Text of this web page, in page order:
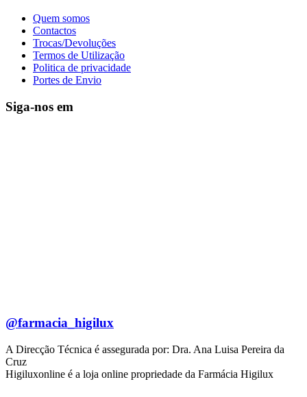
Quem somos
Contactos
Trocas/Devoluções
Termos de Utilização
Politica de privacidade
Portes de Envio
Siga-nos em
@farmacia_higilux
A Direcção Técnica é assegurada por: Dra. Ana Luisa Pereira da
Cruz
Higiluxonline é a loja online propriedade da Farmácia Higilux